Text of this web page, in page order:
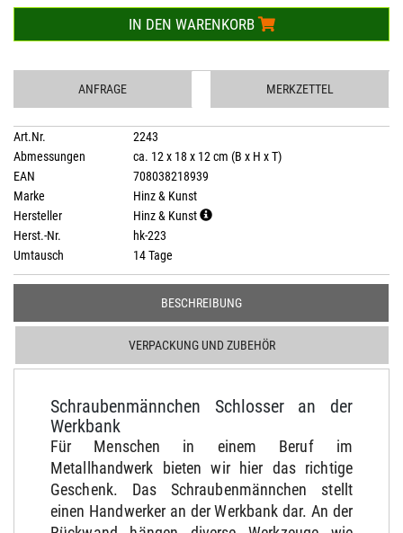
IN DEN WARENKORB
ANFRAGE MERKZETTEL
Art.Nr.
2243
Abmessungen
ca. 12 x 18 x 12 cm (B x H x T)
EAN
708038218939
Marke
Hinz & Kunst
Hersteller
Hinz & Kunst
Herst.-Nr.
hk-223
Umtausch
14 Tage
BESCHREIBUNG
VERPACKUNG UND ZUBEHÖR
Schraubenmännchen Schlosser an der
Werkbank
Für Menschen in einem Beruf im
Metallhandwerk bieten wir hier das richtige
Geschenk. Das Schraubenmännchen stellt
einen Handwerker an der Werkbank dar. An der